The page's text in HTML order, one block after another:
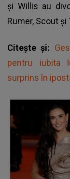
şi Willis au
Rumer, Scout şi
Citește și:
pentru iubita
surprins în